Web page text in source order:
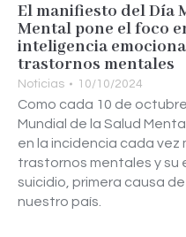
El manifiesto del Día
Mental pone el foco
inteligencia
trastornos mentales
Noticias 10/10/2024
Como cada 10 de
Mundial de la Salud
en la incidencia cada vez
trastornos mentales y su
suicidio, primera causa
nuestro país.